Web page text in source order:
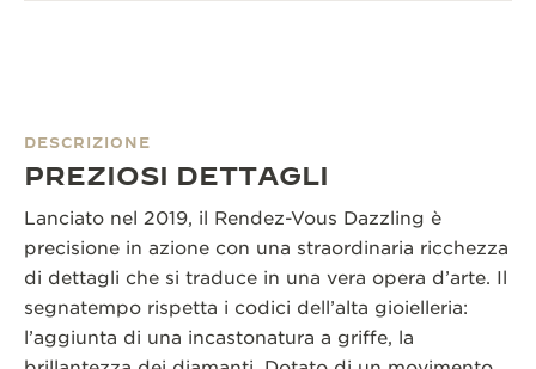
DESCRIZIONE
PREZIOSI DETTAGLI
Lanciato nel 2019, il Rendez-Vous Dazzling è
precisione in azione con una straordinaria ricchezza
di dettagli che si traduce in una vera opera d’arte. Il
segnatempo rispetta i codici dell’alta gioielleria:
l’aggiunta di una incastonatura a griffe, la